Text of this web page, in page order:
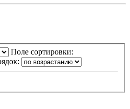
Поле сортировки: